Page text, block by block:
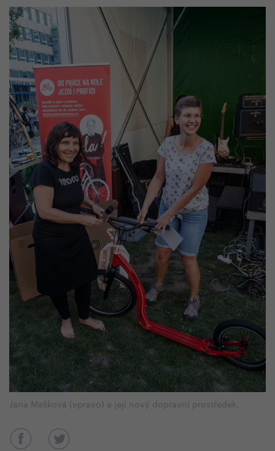
Jana Mašková (vpravo) a její nový dopravní prostředek.